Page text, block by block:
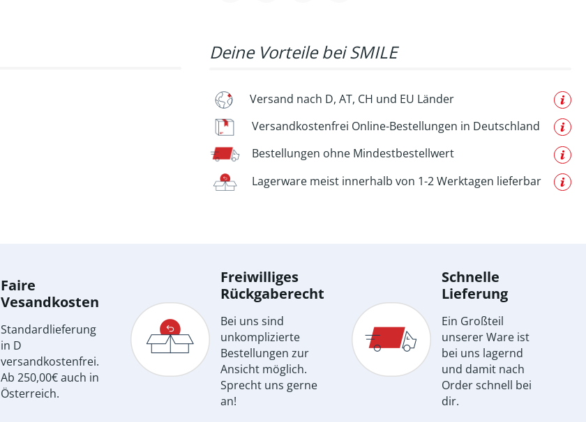
Deine Vorteile bei SMILE
Versand nach D, AT, CH und EU Länder
Versandkostenfrei Online-Bestellungen in Deutschland
Bestellungen ohne Mindestbestellwert
Lagerware meist innerhalb von 1-2 Werktagen lieferbar
Faire
Vesandkosten
Standardlieferung
in D
versandkostenfrei.
Ab 250,00€ auch in
Österreich.
Freiwilliges
Rückgaberecht
Bei uns sind
unkomplizierte
Bestellungen zur
Ansicht möglich.
Sprecht uns gerne
an!
Schnelle
Lieferung
Ein Großteil
unserer Ware ist
bei uns lagernd
und damit nach
Order schnell bei
dir.